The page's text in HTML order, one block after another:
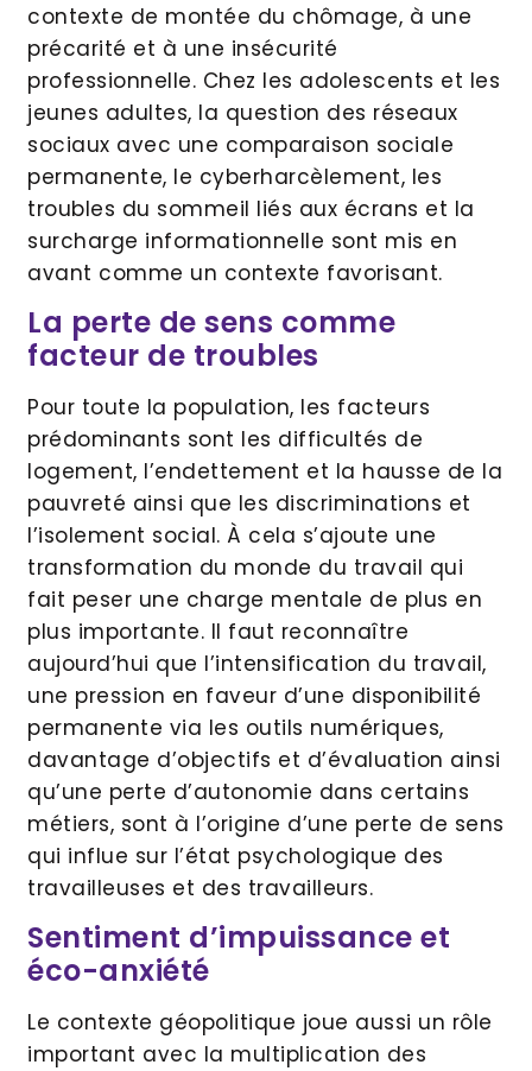
contexte de montée du chômage, à une
précarité et à une insécurité
professionnelle. Chez les adolescents et les
jeunes adultes, la question des réseaux
sociaux avec une comparaison sociale
permanente, le cyberharcèlement, les
troubles du sommeil liés aux écrans et la
surcharge informationnelle sont mis en
avant comme un contexte favorisant.
La perte de sens comme
facteur de troubles
Pour toute la population, les facteurs
prédominants sont les difficultés de
logement, l’endettement et la hausse de la
pauvreté ainsi que les discriminations et
l’isolement social. À cela s’ajoute une
transformation du monde du travail qui
fait peser une charge mentale de plus en
plus importante. Il faut reconnaître
aujourd’hui que l’intensification du travail,
une pression en faveur d’une disponibilité
permanente via les outils numériques,
davantage d’objectifs et d’évaluation ainsi
qu’une perte d’autonomie dans certains
métiers, sont à l’origine d’une perte de sens
qui influe sur l’état psychologique des
travailleuses et des travailleurs.
Sentiment d’impuissance et
éco-anxiété
Le contexte géopolitique joue aussi un rôle
important avec la multiplication des